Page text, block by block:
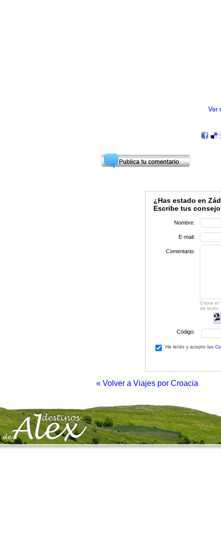
Ver
¿Has estado en
Escribe tus
Nombre:
E-mail:
Comentario:
Copia el
de texto:
Código:
He leído y acepto las
« Volver a Viajes por Croacia